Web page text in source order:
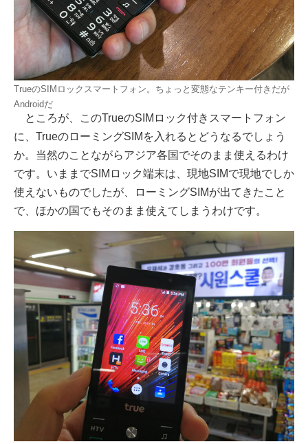
TrueのSIMロックスマートフォン。ちょっと変態なテンキー付きだが
Androidだ
ところが、このTrueのSIMロック付きスマートフォン
に、TrueのローミングSIMを入れるとどうなるでしょう
か。当然のことながらアジア各国でそのまま使えるわけ
です。いままでSIMロック端末は、現地SIMで現地でしか
使えないものでしたが、ローミングSIMが出てきたこと
で、ほかの国でもそのまま使えてしまうわけです。